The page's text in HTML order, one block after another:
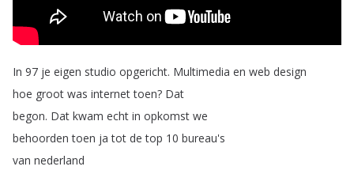
In 97 je eigen studio opgericht. Multimedia en web design
hoe groot was internet toen? Dat
begon. Dat kwam echt in opkomst we
behoorden toen ja tot de top 10 bureau's
van nederland